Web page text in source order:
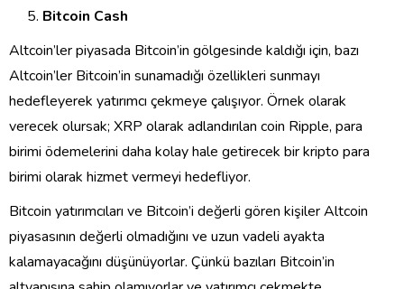
Bitcoin Cash
Altcoin’ler piyasada Bitcoin’in gölgesinde kaldığı için, bazı
Altcoin’ler Bitcoin’in sunamadığı özellikleri sunmayı
hedefleyerek yatırımcı çekmeye çalışıyor. Örnek olarak
verecek olursak; XRP olarak adlandırılan coin Ripple, para
birimi ödemelerini daha kolay hale getirecek bir kripto para
birimi olarak hizmet vermeyi hedefliyor.
Bitcoin yatırımcıları ve Bitcoin’i değerli gören kişiler Altcoin
piyasasının değerli olmadığını ve uzun vadeli ayakta
kalamayacağını düşünüyorlar. Çünkü bazıları Bitcoin’in